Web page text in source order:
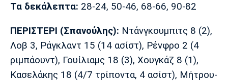
Μπορούσια
Ντόρτμουντ
Παρί Σεν
Ζερμέν
Μαρσέιγ
Τα δεκάλεπτα: 28-24, 50-46, 68-66, 90-82
ΠΕΡΙΣΤΕΡΙ (Σπανούλης): Ντάνγκουμπιτς 8 (2),
Λοβ 3, Ράγκλαντ 15 (14 ασίστ), Ρένφρο 2 (4
ριμπάουντ), Γουίλιαμς 18 (3), Χουγκάζ 8 (1),
Κασελάκης 18 (4/7 τρίποντα, 4 ασίστ), Μήτρου-